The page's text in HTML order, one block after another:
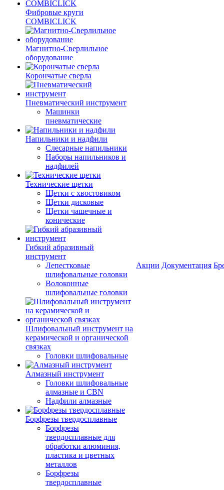
Фибровые круги
COMBICLICK
Магнитно-Сверлильное
оборудование
Корончатые сверла
Пневматический инструмент
Машинки
пневматические
Напильники и надфили
Слесарные напильники
Наборы напильников и
надфилей
Технические щетки
Щетки с хвостовиком
Щетки дисковые
Щетки чашечные и
конические
Гибкий абразивный
инструмент
Лепестковые
шлифовальные головки
Волоконные
шлифовальные головки
Шлифовальный инструмент на
керамической и органической
связках
Головки шлифовальные
Алмазный инструмент
Головки шлифовальные
алмазные и CBN
Надфили алмазные
Борфрезы твердосплавные
Борфрезы
твердосплавные для
обработки алюминия,
пластика и цветных
металлов
Борфрезы
твердосплавные
Акции Документация